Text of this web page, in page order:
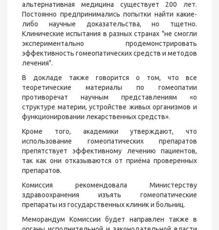
альтернативная медицина существует 200 лет.
Постоянно предпринимались попытки найти какие-
либо научные доказательства, но тщетно.
Клинические испытания в разных странах "не смогли
экспериментально продемонстрировать
эффективность гомеопатических средств и методов
лечения".
В докладе также говорится о том, что все
теоретические материалы по гомеопатии
противоречат научным представлениям «о
структуре материи, устройстве живых организмов и
функционировании лекарственных средств».
Кроме того, академики утверждают, что
использование гомеопатических препаратов
препятствует эффективному лечению пациентов,
так как они отказываются от приёма проверенных
препаратов.
Комиссия рекомендовала Министерству
здравоохранения изъять гомеопатические
препараты из государственных клиник и больниц.
Меморандум Комиссии будет направлен также в